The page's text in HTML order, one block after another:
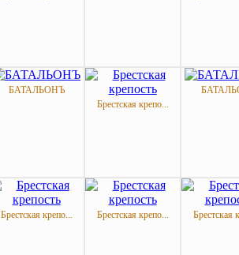
БАТАЛЬОНЪ
Брестская крепо...
Брестская крепо... Брестская крепо... Брестская